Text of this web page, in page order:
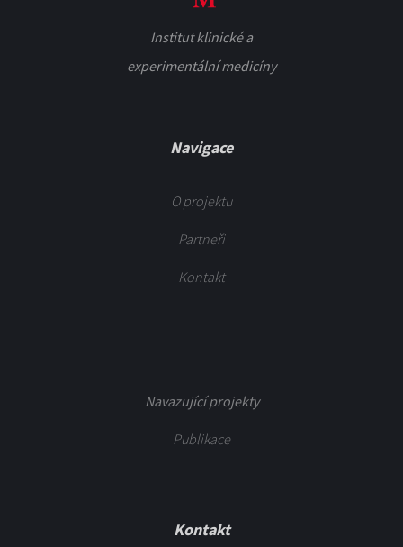
Institut klinické a
experimentální medicíny
Navigace
O projektu
Partneři
Kontakt
Navazující projekty
Publikace
Kontakt